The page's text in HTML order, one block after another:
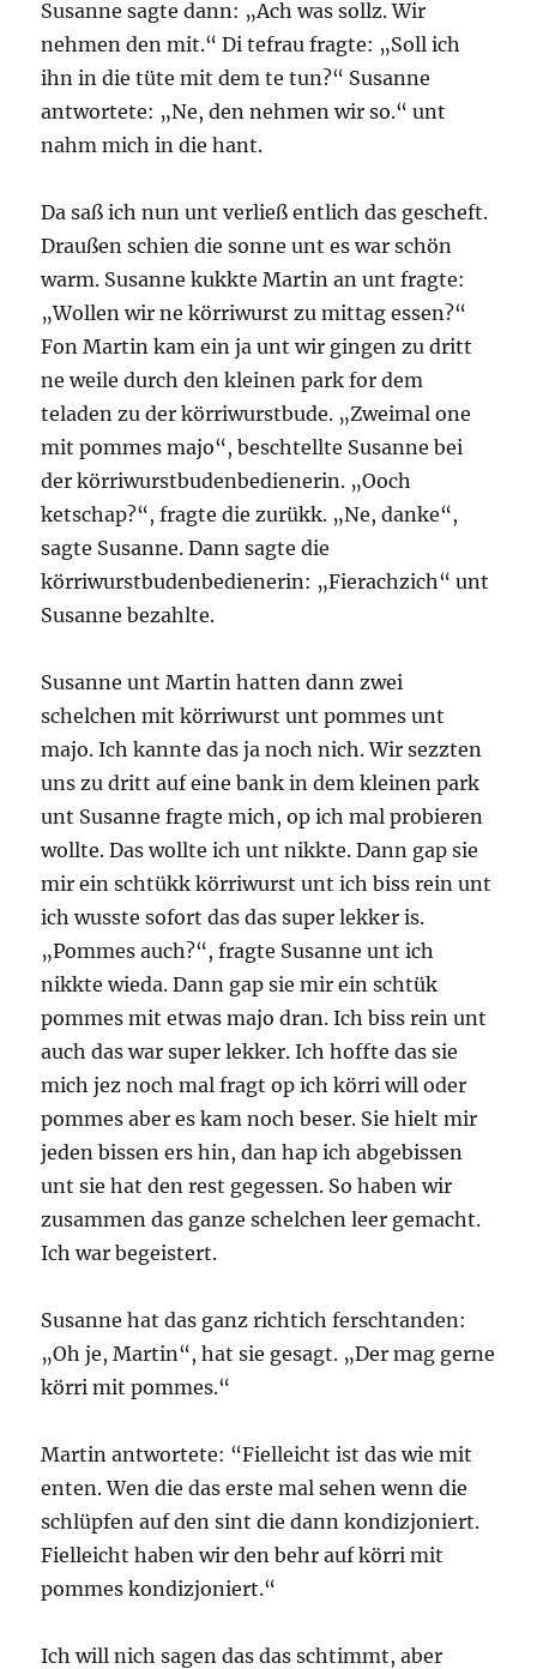
Susanne sagte dann: „Ach was sollz. Wir
nehmen den mit.“ Di tefrau fragte: „Soll ich
ihn in die tüte mit dem te tun?“ Susanne
antwortete: „Ne, den nehmen wir so.“ unt
nahm mich in die hant.
Da saß ich nun unt verließ entlich das gescheft.
Draußen schien die sonne unt es war schön
warm. Susanne kukkte Martin an unt fragte:
„Wollen wir ne körriwurst zu mittag essen?“
Fon Martin kam ein ja unt wir gingen zu dritt
ne weile durch den kleinen park for dem
teladen zu der körriwurstbude. „Zweimal one
mit pommes majo“, beschtellte Susanne bei
der körriwurstbudenbedienerin. „Ooch
ketschap?“, fragte die zurükk. „Ne, danke“,
sagte Susanne. Dann sagte die
körriwurstbudenbedienerin: „Fierachzich“ unt
Susanne bezahlte.
Susanne unt Martin hatten dann zwei
schelchen mit körriwurst unt pommes unt
majo. Ich kannte das ja noch nich. Wir sezzten
uns zu dritt auf eine bank in dem kleinen park
unt Susanne fragte mich, op ich mal probieren
wollte. Das wollte ich unt nikkte. Dann gap sie
mir ein schtükk körriwurst unt ich biss rein unt
ich wusste sofort das das super lekker is.
„Pommes auch?“, fragte Susanne unt ich
nikkte wieda. Dann gap sie mir ein schtük
pommes mit etwas majo dran. Ich biss rein unt
auch das war super lekker. Ich hoffte das sie
mich jez noch mal fragt op ich körri will oder
pommes aber es kam noch beser. Sie hielt mir
jeden bissen ers hin, dan hap ich abgebissen
unt sie hat den rest gegessen. So haben wir
zusammen das ganze schelchen leer gemacht.
Ich war begeistert.
Susanne hat das ganz richtich ferschtanden:
„Oh je, Martin“, hat sie gesagt. „Der mag gerne
körri mit pommes.“
Martin antwortete: “Fielleicht ist das wie mit
enten. Wen die das erste mal sehen wenn die
schlüpfen auf den sint die dann kondizjoniert.
Fielleicht haben wir den behr auf körri mit
pommes kondizjoniert.“
Ich will nich sagen das das schtimmt, aber